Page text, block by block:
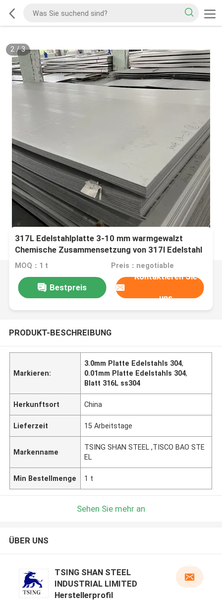
2/3
317L Edelstahlplatte 3-10 mm warmgewalzt
Chemische Zusammensetzung von 317l Edelstahl
MOQ：1 t Preis：negotiable
Bestpreis
Kontaktieren Sie
uns
PRODUKT-BESCHREIBUNG
Markieren:
3.0mm Platte Edelstahls 304,
0.01mm Platte Edelstahls 304,
Blatt 316L ss304
Herkunftsort China
Lieferzeit 15 Arbeitstage
Markenname
TSING SHAN STEEL ,TISCO BAO STE
EL
Min Bestellmenge 1 t
Sehen Sie mehr an
ÜBER UNS
TSING SHAN STEEL
INDUSTRIAL LIMITED
Herstellerprofil